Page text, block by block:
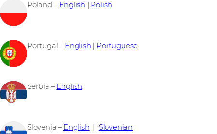
Poland –English | Polish
Portugal – English | Portuguese
Serbia –English
Slovenia – English | Slovenian